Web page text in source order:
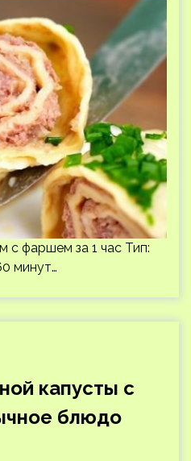
с фаршем за 1 час Тип:
минут…
капусты с
блюдо